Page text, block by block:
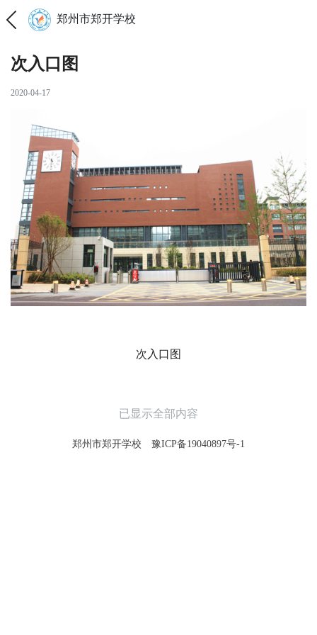
郑州市郑开学校
次入口图
2020-04-17
次入口图
已显示全部内容
郑州市郑开学校 豫ICP备19040897号-1